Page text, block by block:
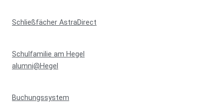
Schließfächer AstraDirect
Schulfamilie am Hegel
alumni@Hegel
Buchungssystem